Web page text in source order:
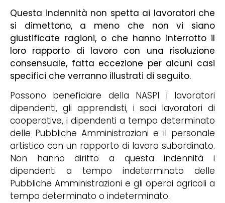
Questa indennità non spetta ai lavoratori che
si dimettono, a meno che non vi siano
giustificate ragioni, o che hanno interrotto il
loro rapporto di lavoro con una risoluzione
consensuale, fatta eccezione per alcuni casi
specifici che verranno illustrati di seguito.
Possono beneficiare della NASPI i lavoratori
dipendenti, gli apprendisti, i soci lavoratori di
cooperative, i dipendenti a tempo determinato
delle Pubbliche Amministrazioni e il personale
artistico con un rapporto di lavoro subordinato.
Non hanno diritto a questa indennità i
dipendenti a tempo indeterminato delle
Pubbliche Amministrazioni e gli operai agricoli a
tempo determinato o indeterminato.